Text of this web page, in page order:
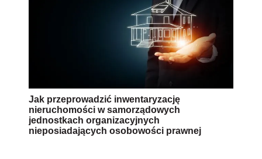
Jak przeprowadzić inwentaryzację
nieruchomości w samorządowych
jednostkach organizacyjnych
nieposiadających osobowości prawnej